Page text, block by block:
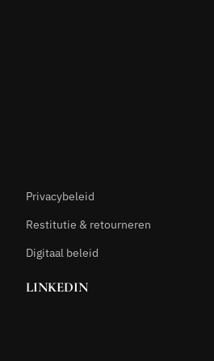
Privacybeleid
Restitutie & retourneren
Digitaal beleid
LINKEDIN